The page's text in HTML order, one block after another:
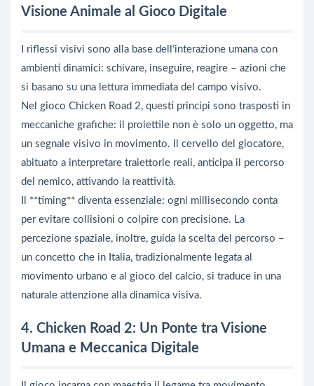
Visione Animale al Gioco Digitale
I riflessi visivi sono alla base dell’interazione umana con
ambienti dinamici: schivare, inseguire, reagire – azioni che
si basano su una lettura immediata del campo visivo.
Nel gioco Chicken Road 2, questi principi sono trasposti in
meccaniche grafiche: il proiettile non è solo un oggetto, ma
un segnale visivo in movimento. Il cervello del giocatore,
abituato a interpretare traiettorie reali, anticipa il percorso
del nemico, attivando la reattività.
Il **timing** diventa essenziale: ogni millisecondo conta
per evitare collisioni o colpire con precisione. La
percezione spaziale, inoltre, guida la scelta del percorso –
un concetto che in Italia, tradizionalmente legata al
movimento urbano e al gioco del calcio, si traduce in una
naturale attenzione alla dinamica visiva.
4. Chicken Road 2: Un Ponte tra Visione
Umana e Meccanica Digitale